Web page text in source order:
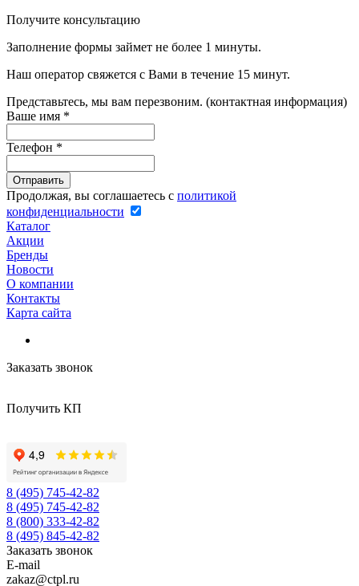
Получите консультацию
Заполнение формы займет не более 1 минуты.
Наш оператор свяжется с Вами в течение 15 минут.
Представьтесь, мы вам перезвоним. (контактная информация)
Ваше имя *
Телефон *
Продолжая, вы соглашаетесь с политикой
конфиденциальности
Каталог
Акции
Бренды
Новости
О компании
Контакты
Карта сайта
Заказать звонок
Получить КП
8 (495) 745-42-82
8 (495) 745-42-82
8 (800) 333-42-82
8 (495) 845-42-82
Заказать звонок
E-mail
zakaz@ctpl.ru